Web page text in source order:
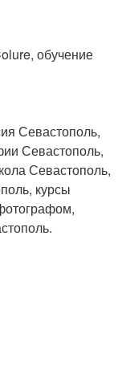
обучение
Севастополь,
Севастополь,
Севастополь,
курсы